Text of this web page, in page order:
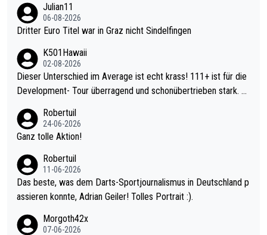
Julian11
06-08-2026
Dritter Euro Titel war in Graz nicht Sindelfingen
K501Hawaii
02-08-2026
Dieser Unterschied im Average ist echt krass! 111+ ist für die
Development- Tour überragend und schonübertrieben stark. U
mal 40+ erst recht. Da gewinnst keinen Blumentopf - ist ja noc
h krasser wie ein Pokalspiel eines Kreisligisten vs einem Bund
Robertuil
24-06-2026
Ganz tolle Aktion!
Robertuil
11-06-2026
Das beste, was dem Darts-Sportjournalismus in Deutschland p
assieren konnte, Adrian Geiler! Tolles Portrait :).
Morgoth42x
07-06-2026